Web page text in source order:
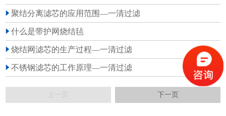
聚结分离滤芯的应用范围—一清过滤
什么是带护网烧结毡
烧结网滤芯的生产过程—一清过滤
不锈钢滤芯的工作原理—一清过滤
下一页